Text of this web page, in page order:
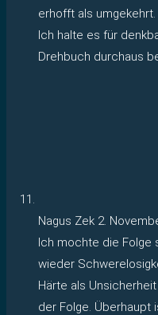
erhofft als umgekehrt.
Ich halte es für
Drehbuch durchaus
Nagus Zek 2.
Ich mochte die Folge
wieder
Härte als
der Folge. Überhaupt